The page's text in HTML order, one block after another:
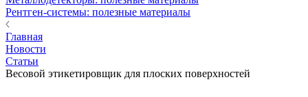
Рентген-системы: полезные материалы
Главная
Новости
Статьи
Весовой этикетировщик для плоских поверхностей